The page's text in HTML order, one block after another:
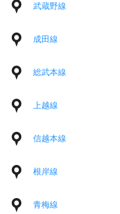
武蔵野線
成田線
総武本線
上越線
信越本線
根岸線
青梅線